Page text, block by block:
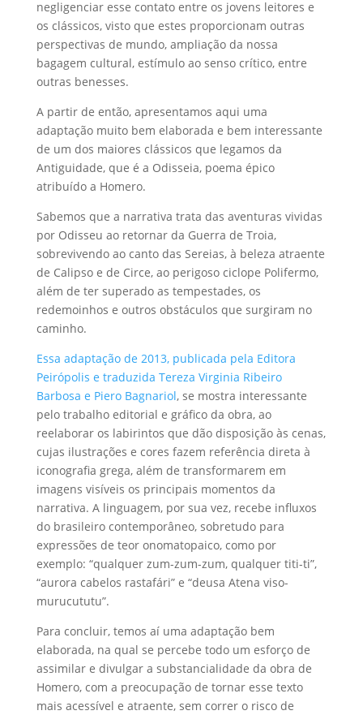
negligenciar esse contato entre os jovens leitores e
os clássicos, visto que estes proporcionam outras
perspectivas de mundo, ampliação da nossa
bagagem cultural, estímulo ao senso crítico, entre
outras benesses.
A partir de então, apresentamos aqui uma
adaptação muito bem elaborada e bem interessante
de um dos maiores clássicos que legamos da
Antiguidade, que é a Odisseia, poema épico
atribuído a Homero.
Sabemos que a narrativa trata das aventuras vividas
por Odisseu ao retornar da Guerra de Troia,
sobrevivendo ao canto das Sereias, à beleza atraente
de Calipso e de Circe, ao perigoso ciclope Polifermo,
além de ter superado as tempestades, os
redemoinhos e outros obstáculos que surgiram no
caminho.
Essa adaptação de 2013, publicada pela Editora
Peirópolis e traduzida Tereza Virginia Ribeiro
Barbosa e Piero Bagnariol, se mostra interessante
pelo trabalho editorial e gráfico da obra, ao
reelaborar os labirintos que dão disposição às cenas,
cujas ilustrações e cores fazem referência direta à
iconografia grega, além de transformarem em
imagens visíveis os principais momentos da
narrativa. A linguagem, por sua vez, recebe influxos
do brasileiro contemporâneo, sobretudo para
expressões de teor onomatopaico, como por
exemplo: “qualquer zum-zum-zum, qualquer titi-ti”,
“aurora cabelos rastafári” e “deusa Atena viso-
murucututu”.
Para concluir, temos aí uma adaptação bem
elaborada, na qual se percebe todo um esforço de
assimilar e divulgar a substancialidade da obra de
Homero, com a preocupação de tornar esse texto
mais acessível e atraente, sem correr o risco de